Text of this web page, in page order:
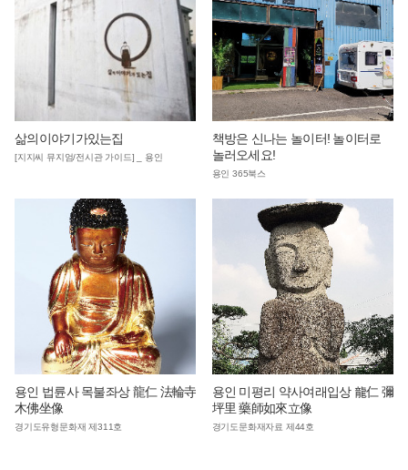
삶의이야기가있는집
[지지씨 뮤지엄/전시관 가이드] _ 용인
책방은 신나는 놀이터! 놀이터로
놀러오세요!
용인 365북스
용인 법륜사 목불좌상 龍仁 法輪寺
木佛坐像
경기도유형문화재 제311호
용인 미평리 약사여래입상 龍仁 彌
坪里 藥師如來立像
경기도문화재자료 제44호